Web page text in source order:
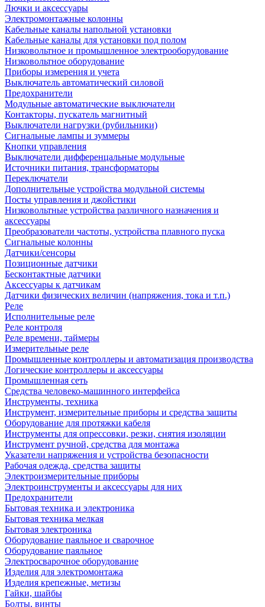
Лючки и аксессуары
Электромонтажные колонны
Кабельные каналы напольной установки
Кабельные каналы для установки под полом
Низковольтное и промышленное электрооборудование
Низковольтное оборудование
Приборы измерения и учета
Выключатель автоматический силовой
Предохранители
Модульные автоматические выключатели
Контакторы, пускатель магнитный
Выключатели нагрузки (рубильники)
Сигнальные лампы и зуммеры
Кнопки управления
Выключатели дифференцальные модульные
Источники питания, трансформаторы
Переключатели
Дополнительные устройства модульной системы
Посты управления и джойстики
Низковольтные устройства различного назначения и
аксессуары
Преобразователи частоты, устройства плавного пуска
Сигнальные колонны
Датчики/сенсоры
Позиционные датчики
Бесконтактные датчики
Аксессуары к датчикам
Датчики физических величин (напряжения, тока и т.п.)
Реле
Исполнительные реле
Реле контроля
Реле времени, таймеры
Измерительные реле
Промышленные контроллеры и автоматизация производства
Логические контроллеры и аксессуары
Промышленная сеть
Средства человеко-машинного интерфейса
Инструменты, техника
Инструмент, измерительные приборы и средства защиты
Оборудование для протяжки кабеля
Инструменты для опрессовки, резки, снятия изоляции
Инструмент ручной, средства для монтажа
Указатели напряжения и устройства безопасности
Рабочая одежда, средства защиты
Электроизмерительные приборы
Электроинструменты и аксессуары для них
Предохранители
Бытовая техника и электроника
Бытовая техника мелкая
Бытовая электроника
Оборудование паяльное и сварочное
Оборудование паяльное
Электросварочное оборудование
Изделия для электромонтажа
Изделия крепежные, метизы
Гайки, шайбы
Болты, винты